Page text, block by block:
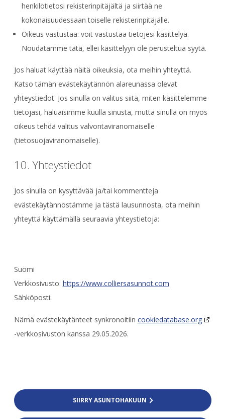
henkilötietosi rekisterinpitäjältä ja siirtää ne
kokonaisuudessaan toiselle rekisterinpitäjälle.
Oikeus vastustaa: voit vastustaa tietojesi käsittelyä.
Noudatamme tätä, ellei käsittelyyn ole perusteltua syytä.
Jos haluat käyttää näitä oikeuksia, ota meihin yhteyttä.
Katso tämän evästekäytännön alareunassa olevat
yhteystiedot. Jos sinulla on valitus siitä, miten käsittelemme
tietojasi, haluaisimme kuulla sinusta, mutta sinulla on myös
oikeus tehdä valitus valvontaviranomaiselle
(tietosuojaviranomaiselle).
10. Yhteystiedot
Jos sinulla on kysyttävää ja/tai kommentteja
evästekäytännöstämme ja tästä lausunnosta, ota meihin
yhteyttä käyttämällä seuraavia yhteystietoja:
Suomi
Verkkosivusto: https://www.colliersasunnot.com
Sähköposti:
Nämä evästekäytänteet synkronoitiin cookiedatabase.org
-verkkosivuston kanssa 29.05.2026.
SIIRRY ASUNTOHAKUUN